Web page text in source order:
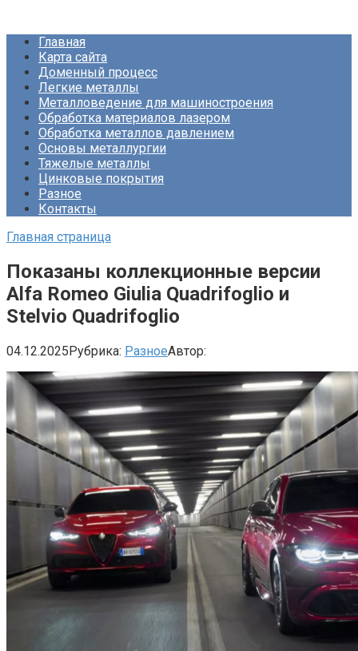
контентуГлавная
Карта сайта
Доменный процесс
Легкие металлы
Металловедение для машиностроения
Обработка материалов лазером
Обработка металлов давлением
Основы металлургии
Тяжелые металлы
Цинковые покрытия
Разное
Контакты
Главная страница
Показаны коллекционные версии
Alfa Romeo Giulia Quadrifoglio и
Stelvio Quadrifoglio
04.12.2025Рубрика: РазноеАвтор: